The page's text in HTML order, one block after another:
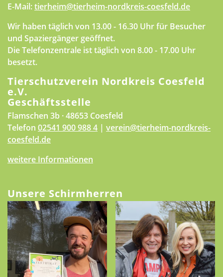
E-Mail:tierheim@tierheim-nordkreis-coesfeld.de
Wir haben täglich von 13.00 - 16.30 Uhr für Besucher
und Spaziergänger geöffnet.
Die Telefonzentrale ist täglich von 8.00 - 17.00 Uhr
besetzt.
Tierschutzverein Nordkreis Coesfeld
e.V.
Geschäftsstelle
Flamschen 3b · 48653 Coesfeld
Telefon 02541 900 988 4 | verein@tierheim-nordkreis-
coesfeld.de
weitere Informationen
Unsere Schirmherren